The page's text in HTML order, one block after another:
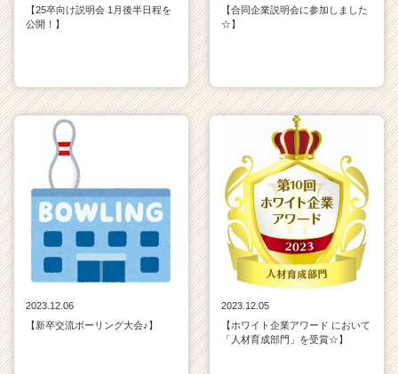
【25卒向け説明会 1月後半日程を
公開！】
【合同企業説明会に参加しました
☆】
2023.12.06
【新卒交流ボーリング大会♪】
2023.12.05
【ホワイト企業アワード において
「人材育成部門」を受賞☆】